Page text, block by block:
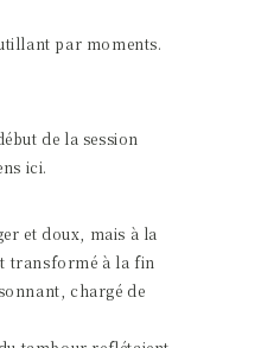
par moments.
de la session
ici.
et doux, mais à la
transformé à la fin
chargé de